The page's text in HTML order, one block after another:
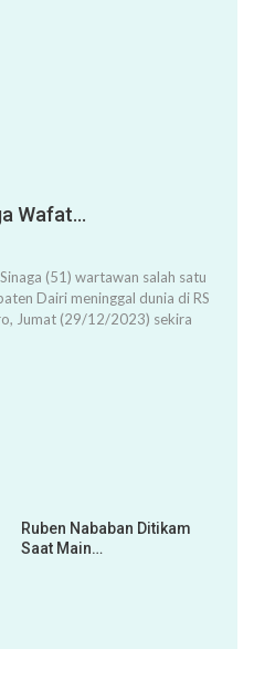
Wafat…
(51) wartawan salah satu
Dairi meninggal dunia di RS
Jumat (29/12/2023) sekira
Ruben Nababan Ditikam
Saat Main…